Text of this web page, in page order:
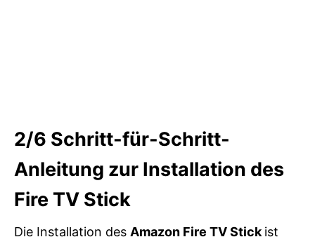
2/6 Schritt-für-Schritt-
Anleitung zur Installation des
Fire TV Stick
Die Installation des Amazon Fire TV Stickist